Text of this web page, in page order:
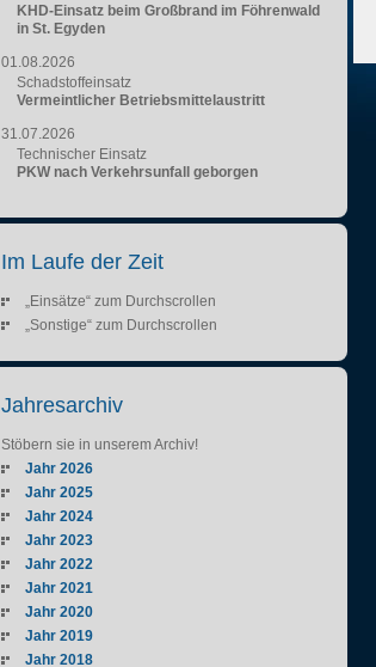
KHD-Einsatz beim Großbrand im Föhrenwald
in St. Egyden
01.08.2026
Schadstoffeinsatz
Vermeintlicher Betriebsmittelaustritt
31.07.2026
Technischer Einsatz
PKW nach Verkehrsunfall geborgen
Im Laufe der Zeit
„Einsätze“ zum Durchscrollen
„Sonstige“ zum Durchscrollen
Jahresarchiv
Stöbern sie in unserem Archiv!
Jahr 2026
Jahr 2025
Jahr 2024
Jahr 2023
Jahr 2022
Jahr 2021
Jahr 2020
Jahr 2019
Jahr 2018